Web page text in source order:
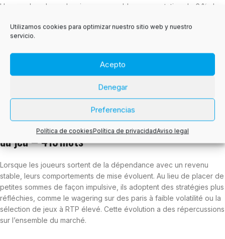
Utilizamos cookies para optimizar nuestro sitio web y nuestro
servicio.
Acepto
Denegar
Preferencias
Política de cookiesPolítica de privacidadAviso legal
Hausse du volume de mise responsable : augmentation de 6 % du
Image de marque : les sites qui offrent ces programmes obtiennent
de meilleurs scores dans le classement des sites de paris, ce qui
En combinant soutien monétaire et formation, les opérateurs créent
une boucle vertueuse où la santé financière du joueur alimente la
rentabilité durable de l’entreprise.
4. Effet d’entraînement : comment la
réintégration économique influence le marché
du jeu – 415 mots
Lorsque les joueurs sortent de la dépendance avec un revenu
stable, leurs comportements de mise évoluent. Au lieu de placer de
petites sommes de façon impulsive, ils adoptent des stratégies plus
réfléchies, comme le wagering sur des paris à faible volatilité ou la
sélection de jeux à RTP élevé. Cette évolution a des répercussions
sur l’ensemble du marché.